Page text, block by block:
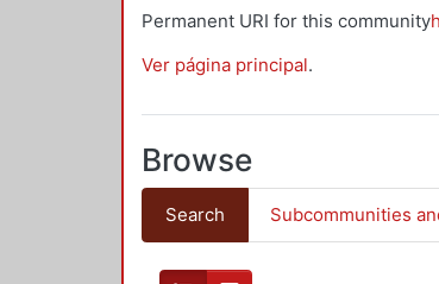
Permanent URI for this community
Ver página principal.
Browse
Search Subcommunities